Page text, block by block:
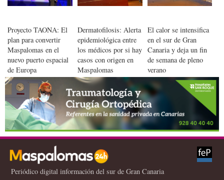
Proyecto TAONA: El
plan para convertir
Maspalomas en el
nuevo puerto espacial
de Europa
Dermatofilosis: Alerta
epidemiológica entre
los médicos por si hay
casos con origen en
Maspalomas
El calor se intensifica
en el sur de Gran
Canaria y deja un fin
de semana de pleno
verano
Periódico digital información del sur de Gran Canaria